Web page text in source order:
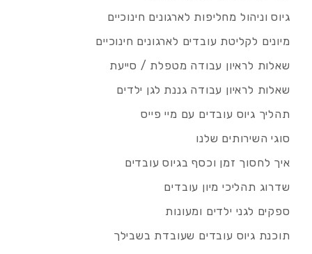
גיוס וניהול מחליפות לארגונים חינוכיים
מיונים לקליטת עובדים לארגונים חינוכיים
שאלות לראיון עבודה מטפלת / סייעת
שאלות לראיון עבודה גננת לגן ילדים
תהליך גיוס עובדים עם מיי פייס
סוגי השירותים שלנו
איך לחסוך זמן וכסף בגיוס עובדים
שדרוג תהליכי מיון עובדים
ספקים לגני ילדים ומעונות
תוכנת גיוס עובדים שעובדת בשבילך